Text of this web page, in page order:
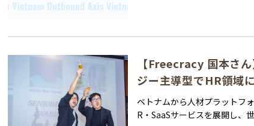
【Freecracy 国本さ
ジー主導型でHR領域
ベトナムから人材プラットフ
R・SaaSサービスを展開し、